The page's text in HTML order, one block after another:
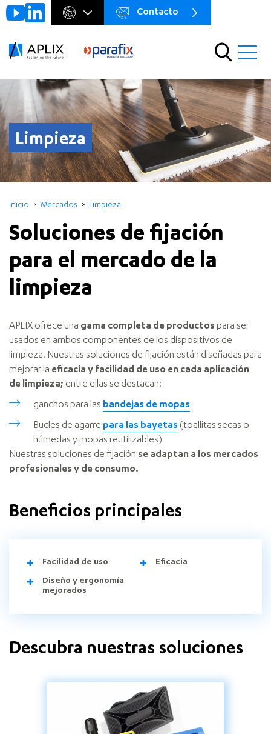
Go to
main
Menu
Menu
preheader
Contacto
Limpieza
Inicio Mercados Limpieza
Soluciones de fijación
para el mercado de la
limpieza
APLIX ofrece una gama completa de productos para ser
usados en ambos componentes de los dispositivos de
limpieza. Nuestras soluciones de fijación están diseñadas para
mejorar la eficacia y facilidad de uso en cada aplicación
de limpieza; entre ellas se destacan:
ganchos para las bandejas de mopas
Bucles de agarre para las bayetas (toallitas secas o
húmedas y mopas reutilizables)
Nuestras soluciones de fijación se adaptan a los mercados
profesionales y de consumo.
Beneficios principales
Facilidad de uso
Diseño y ergonomía
mejorados
Eficacia
Descubra nuestras soluciones